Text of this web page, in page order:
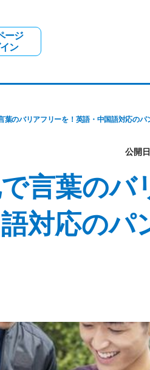
ージ
ン
葉のバリアフリーを！英語・中国語対応のパ
公開
言葉のバ
対応のパ